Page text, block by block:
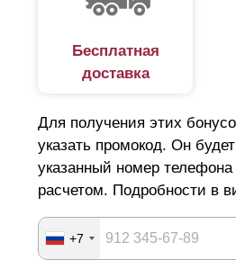
Бесплатная
доставка
Для получения этих
указать промокод. Он
указанный номер телефона
расчетом. Подробности в
+7